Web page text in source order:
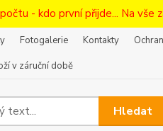
- kdo první přijde... Na vše
Fotogalerie Kontakty
v záruční době
Hledat